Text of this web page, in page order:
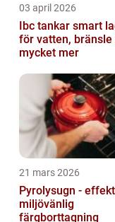
03 april 2026
Ibc tankar smart lagring
för vatten, bränsle
mycket mer
21 mars 2026
Pyrolysugn -
miljövänlig
färgborttagning